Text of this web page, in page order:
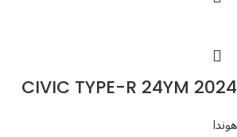
CIVIC TYPE-R 24YM 2024
هوندا